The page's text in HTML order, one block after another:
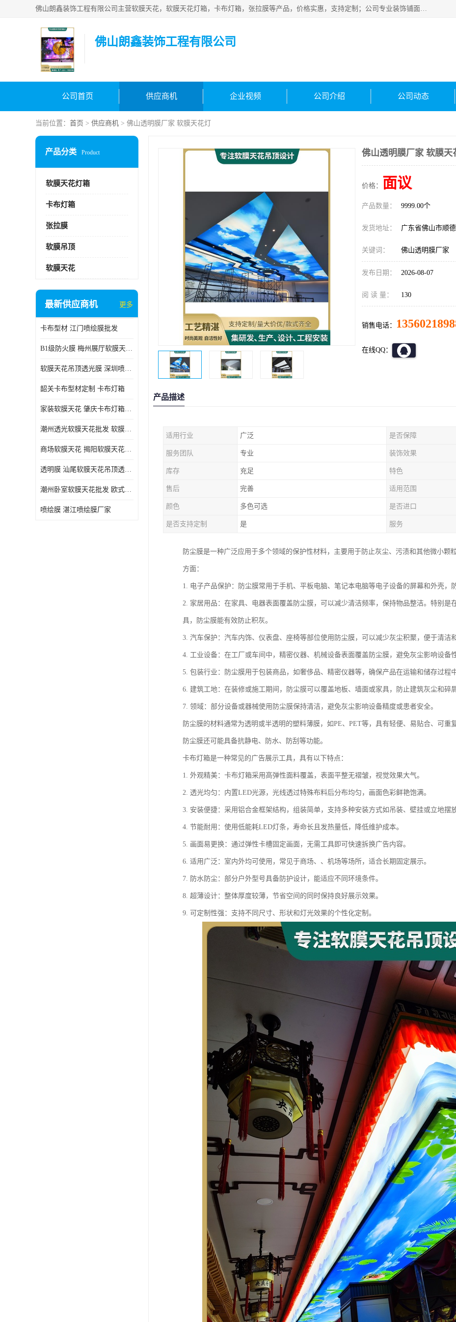
佛山朗鑫装饰工程有限公司主营软膜天花，软膜天花灯箱，卡布灯箱，张拉膜等产品，价格实惠，支持定制；公司专业装饰铺面，家居，会展特装，软膜等工程，技能精良人员，安装快、价格合理，质量保证、热诚与各方有识人士合作，欢迎新老客户来电咨询。
佛山朗鑫装饰工程有限公司
公司首页 供应商机 企业视频 公司介绍 公司动态
当前位置： 首页 > 供应商机 > 佛山透明膜厂家 软膜天花灯
产品分类 Product
软膜天花灯箱
卡布灯箱
张拉膜
软膜吊顶
软膜天花
最新供应商机 更多
卡布型材 江门喷绘膜批发
B1级防火膜 梅州展厅软膜天花批发
软膜天花吊顶透光膜 深圳喷绘膜批发
韶关卡布型材定制 卡布灯箱
家装软膜天花 肇庆卡布灯箱批发
潮州透光软膜天花批发 软膜天花
商场软膜天花 揭阳软膜天花吊顶透光膜批发
透明膜 汕尾软膜天花吊顶透光膜定制
潮州卧室软膜天花批发 欧式软膜天花
喷绘膜 湛江喷绘膜厂家
佛山透明膜厂家 软膜天
价格： 面议
产品数量： 9999.00个
发货地址： 广东省佛山市顺
关键词： 佛山透明膜厂家
发布日期： 2026-08-07
阅 读 量： 130
销售电话：
在线QQ：
产品描述
适用行业 广泛 是否保障
服务团队 专业 装饰效果
库存 充足 特色
售后 完善 适用范围
颜色 多色可选 是否进口
是否支持定制 是 服务
防尘膜是一种广泛应用于多个领域的保护性材料，主要用于防止灰尘、污渍和其他微小颗
方面：
1. 电子产品保护：防尘膜常用于手机、平板电脑、笔记本电脑等电子设备的屏幕和外壳，
2. 家居用品：在家具、电器表面覆盖防尘膜，可以减少清洁频率，保持物品整洁。特别是
具，防尘膜能有效防止积灰。
3. 汽车保护：汽车内饰、仪表盘、座椅等部位使用防尘膜，可以减少灰尘积聚，便于清洁
4. 工业设备：在工厂或车间中，精密仪器、机械设备表面覆盖防尘膜，避免灰尘影响设备
5. 包装行业：防尘膜用于包装商品，如奢侈品、精密仪器等，确保产品在运输和储存过程
6. 建筑工地：在装修或施工期间，防尘膜可以覆盖地板、墙面或家具，防止建筑灰尘和碎
7. 领域：部分设备或器械使用防尘膜保持清洁，避免灰尘影响设备精度或患者安全。
防尘膜的材料通常为透明或半透明的塑料薄膜，如PE、PET等，具有轻便、易贴合、可重
防尘膜还可能具备抗静电、防水、防刮等功能。
卡布灯箱是一种常见的广告展示工具，具有以下特点：
1. 外观精美：卡布灯箱采用高弹性面料覆盖，表面平整无褶皱，视觉效果大气。
2. 透光均匀：内置LED光源，光线透过特殊布料后分布均匀，画面色彩鲜艳饱满。
3. 安装便捷：采用铝合金框架结构，组装简单，支持多种安装方式如吊装、壁挂或立地摆放
4. 节能耐用：使用低能耗LED灯条，寿命长且发热量低，降低维护成本。
5. 画面易更换：通过弹性卡槽固定画面，无需工具即可快速拆换广告内容。
6. 适用广泛：室内外均可使用，常见于商场、、机场等场所，适合长期固定展示。
7. 防水防尘：部分户外型号具备防护设计，能适应不同环境条件。
8. 超薄设计：整体厚度较薄，节省空间的同时保持良好展示效果。
9. 可定制性强：支持不同尺寸、形状和灯光效果的个性化定制。